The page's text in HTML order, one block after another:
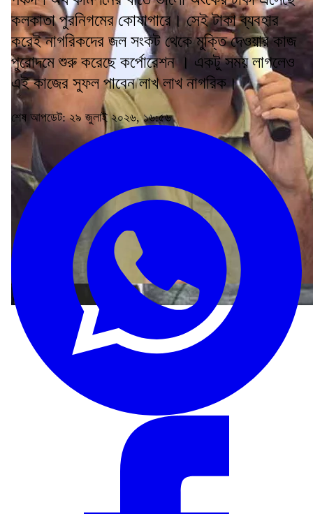
কলকাতা পুরনিগমের কোষাগারে। সেই টাকা ব্যবহার
করেই নাগরিকদের জল সংকট থেকে মুক্তি দেওয়ার কাজ
পুরোদমে শুরু করেছে কর্পোরেশন । একটু সময় লাগলেও
এই কাজের সুফল পাবেন লাখ লাখ নাগরিক।
শেষ আপডেট: ২৯ জুলাই ২০২৬, ১৬:৫৬